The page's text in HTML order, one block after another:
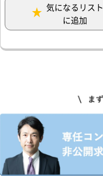
気になるリスト
に追加